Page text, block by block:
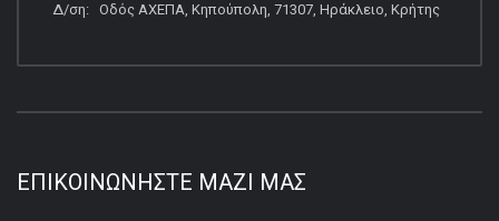
Δ/ση: Οδός ΑΧΕΠΑ, Κηπούπολη, 71307, Ηράκλειο, Κρήτης
ΕΠΙΚΟΙΝΩΝΉΣΤΕ ΜΑΖΊ ΜΑΣ